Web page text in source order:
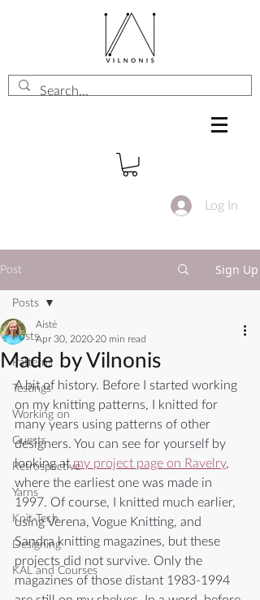
Log In
Post Sign Up
Posts
Patterns
Testings
Working on
Guests
Retrospective
Yarns
Knit-Tech
Designing
KAL and Courses
Posts
Made by Vilnonis
Aistė
Apr 30, 2020 20 min read
A bit of history. Before I started working
on my knitting patterns, I knitted for
many years using patterns of other
designers. You can see for yourself by
looking at my project page on Ravelry,
where the earliest one was made in
1997. Of course, I knitted much earlier,
using Verena, Vogue Knitting, and
Sandra knitting magazines, but these
projects did not survive. Only the
magazines of those distant 1983-1994